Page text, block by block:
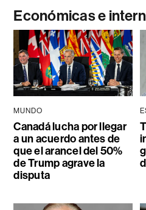
Económicas e
MUNDO
Canadá lucha por llegar
a un acuerdo antes de
que el arancel del 50%
de Trump agrave la
disputa